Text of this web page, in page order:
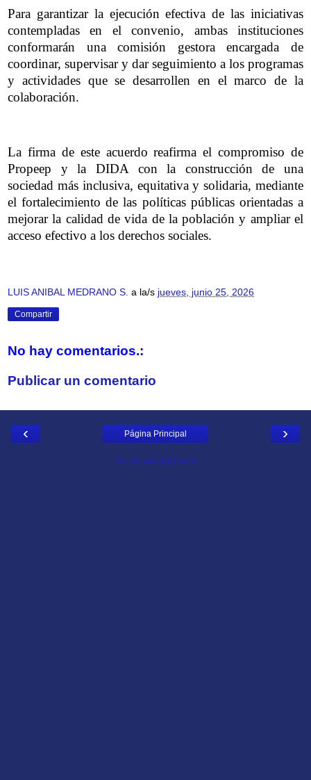
Para garantizar la ejecución efectiva de las iniciativas
contempladas en el convenio, ambas instituciones
conformarán una comisión gestora encargada de
coordinar, supervisar y dar seguimiento a los programas
y actividades que se desarrollen en el marco de la
colaboración.
La firma de este acuerdo reafirma el compromiso de
Propeep y la DIDA con la construcción de una
sociedad más inclusiva, equitativa y solidaria, mediante
el fortalecimiento de las políticas públicas orientadas a
mejorar la calidad de vida de la población y ampliar el
acceso efectivo a los derechos sociales.
LUIS ANIBAL MEDRANO S. a la/s jueves, junio 25, 2026
Compartir
No hay comentarios.:
Publicar un comentario
‹ ›
Página Principal
Ver la versión web